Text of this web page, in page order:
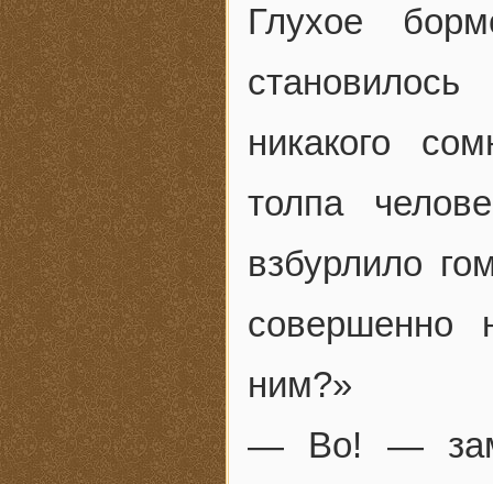
Глухое
никакого
толпа
взбурлило
совершенно
ним?»
— Во! —